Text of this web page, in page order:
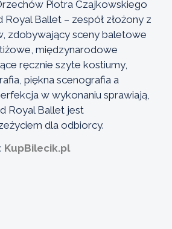
Piotra Czajkowskiego
Royal Ballet – zespół złożony z
zdobywający sceny baletowe
międzynarodowe
ręcznie szyte kostiumy,
piękna scenografia a
w wykonaniu sprawiają,
Royal Ballet jest
dla odbiorcy.
KupBilecik.pl